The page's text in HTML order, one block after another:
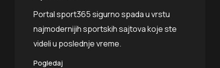
Portal sport365 sigurno spada u vrstu
najmodernijih sportskih sajtova koje ste
videli u poslednje vreme.
Pogledaj